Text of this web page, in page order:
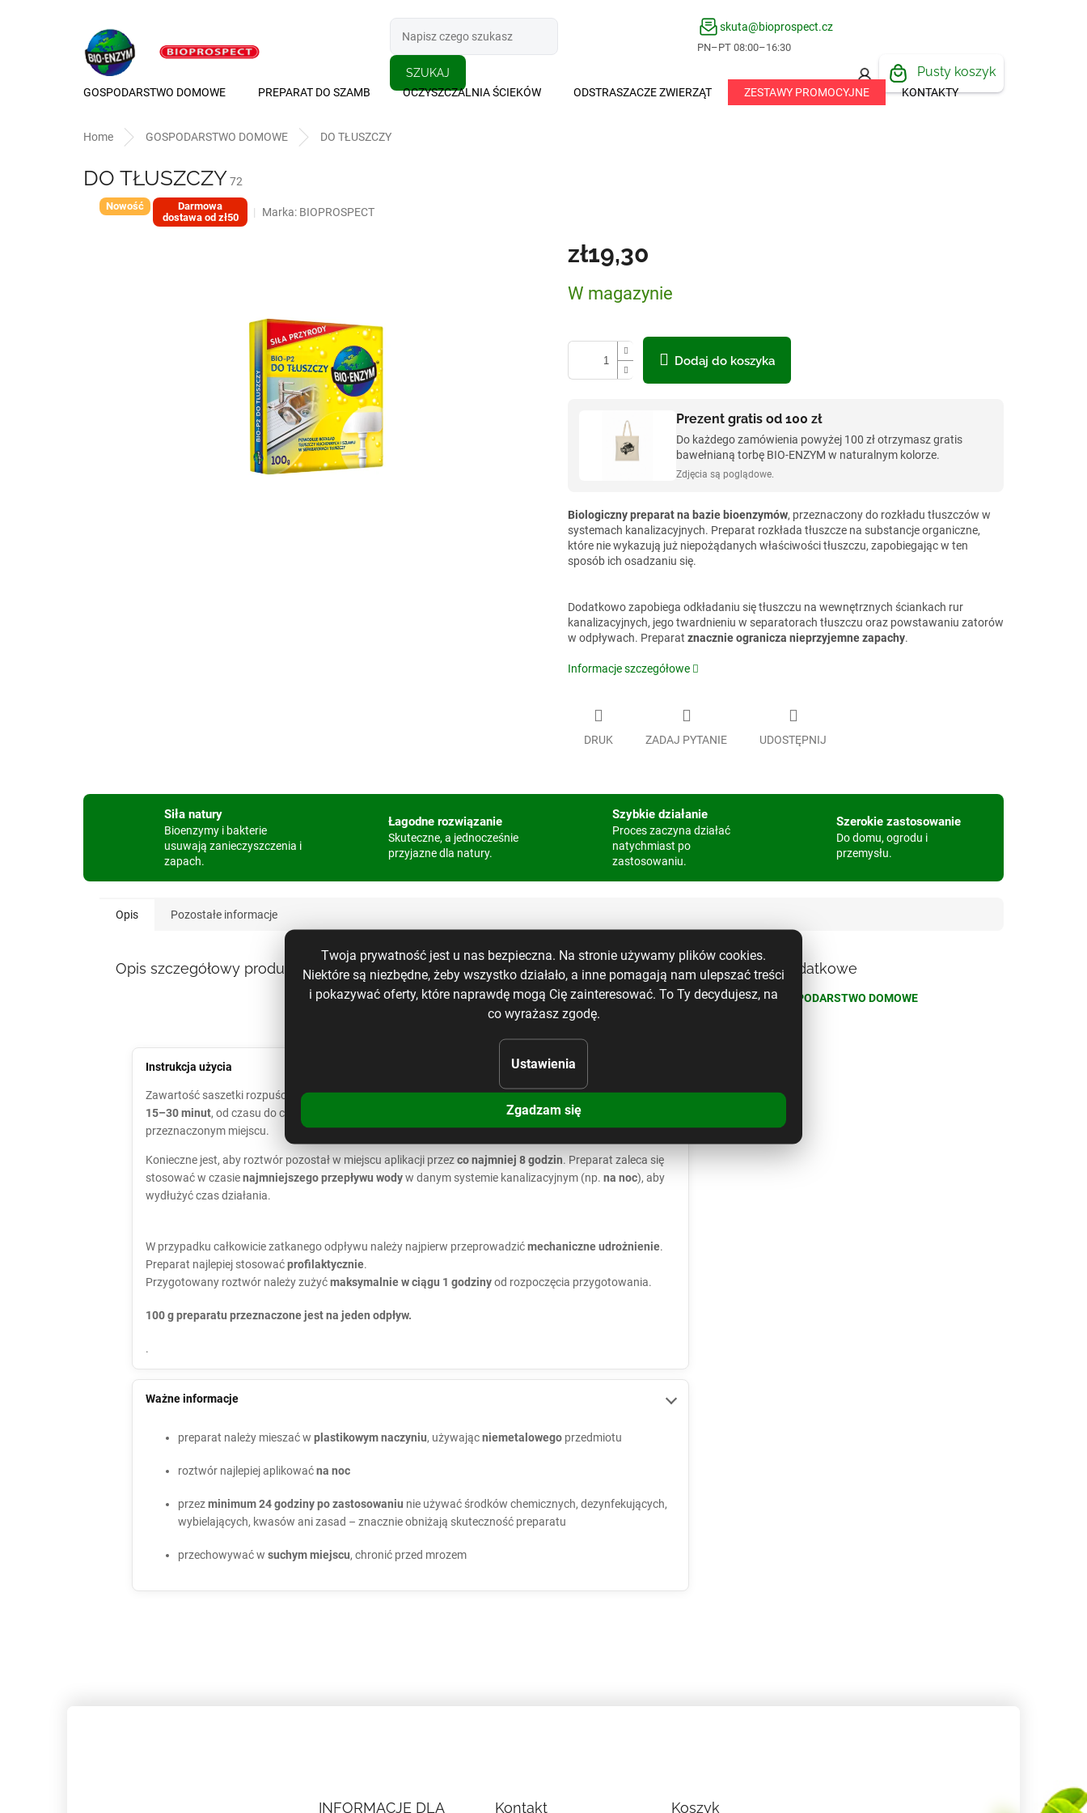
Twoja prywatność jest u nas bezpieczna. Na stronie używamy plików cookies.
Niektóre są niezbędne, żeby wszystko działało, a inne pomagają nam ulepszać treści
i pokazywać oferty, które naprawdę mogą Cię zainteresować. To Ty decydujesz, na
co wyrażasz zgodę.
Ustawienia
Zgadzam się
SZUKAJ
skuta@bioprospect.cz
PN–PT 08:00–16:30
KOSZYKPusty koszyk
GOSPODARSTWO DOMOWE PREPARAT DO SZAMB OCZYSZCZALNIA ŚCIEKÓW ODSTRASZACZE ZWIERZĄT ZESTAWY PROMOCYJNE KONTAKTY
Home GOSPODARSTWO DOMOWE DO TŁUSZCZY
DO TŁUSZCZY72
Nowość
Darmowa
dostawa od zł50
Marka: BIOPROSPECT
zł19,30
jednostkowa:
W magazynie
Dodaj do koszyka
Prezent gratis od 100 zł
Do każdego zamówienia powyżej 100 zł otrzymasz gratis
bawełnianą torbę BIO-ENZYM w naturalnym kolorze.
Zdjęcia są poglądowe.
Biologiczny preparat na bazie bioenzymów, przeznaczony do rozkładu tłuszczów w
systemach kanalizacyjnych. Preparat rozkłada tłuszcze na substancje organiczne,
które nie wykazują już niepożądanych właściwości tłuszczu, zapobiegając w ten
sposób ich osadzaniu się.
Dodatkowo zapobiega odkładaniu się tłuszczu na wewnętrznych ściankach rur
kanalizacyjnych, jego twardnieniu w separatorach tłuszczu oraz powstawaniu zatorów
w odpływach. Preparat znacznie ogranicza nieprzyjemne zapachy.
Informacje szczegółowe
DRUK ZADAJ PYTANIE UDOSTĘPNIJ
Siła natury
Bioenzymy i bakterie
usuwają zanieczyszczenia i
zapach.
Łagodne rozwiązanie
Skuteczne, a jednocześnie
przyjazne dla natury.
Szybkie działanie
Proces zaczyna działać
natychmiast po
zastosowaniu.
Szerokie zastosowanie
Do domu, ogrodu i
przemysłu.
Opis Pozostałe informacje
Opis szczegółowy produktu
Instrukcja użycia
Zawartość saszetki rozpuścić i dokładnie wymieszać w2 litrach ciepłej wody(30–40°C). Pozostawić na
15–30 minut, od czasu do czasu mieszając, aby preparat się aktywował. Następnie zastosować w
przeznaczonym miejscu.
Konieczne jest, aby roztwór pozostał w miejscu aplikacji przezco najmniej 8 godzin. Preparat zaleca się
stosować w czasienajmniejszego przepływu wodyw danym systemie kanalizacyjnym (np. na noc), aby
wydłużyć czas działania.
W przypadku całkowicie zatkanego odpływu należy najpierw przeprowadzićmechaniczne udrożnienie.
Preparat najlepiej stosowaćprofilaktycznie.
Przygotowany roztwór należy zużyćmaksymalnie w ciągu 1 godzinyod rozpoczęcia przygotowania.
100 g preparatu przeznaczone jest na jeden odpływ.
.
Ważne informacje
preparat należy mieszać w plastikowym naczyniu, używającniemetalowego przedmiotu
roztwór najlepiej aplikowaćna noc
przezminimum 24 godziny po zastosowaniu nie używać środków chemicznych, dezynfekujących,
wybielających, kwasów ani zasad – znacznie obniżają skuteczność preparatu
przechowywać w suchym miejscu, chronić przed mrozem
Parametry dodatkowe
Kategoria:
GOSPODARSTWO DOMOWE
INFORMACJE DLA Kontakt Koszyk